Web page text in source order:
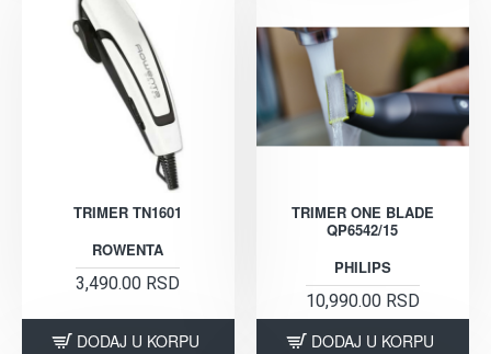
TRIMER TN1601
ROWENTA
3,490.00 RSD
DODAJ U KORPU
TRIMER ONE BLADE
QP6542/15
PHILIPS
10,990.00 RSD
DODAJ U KORPU